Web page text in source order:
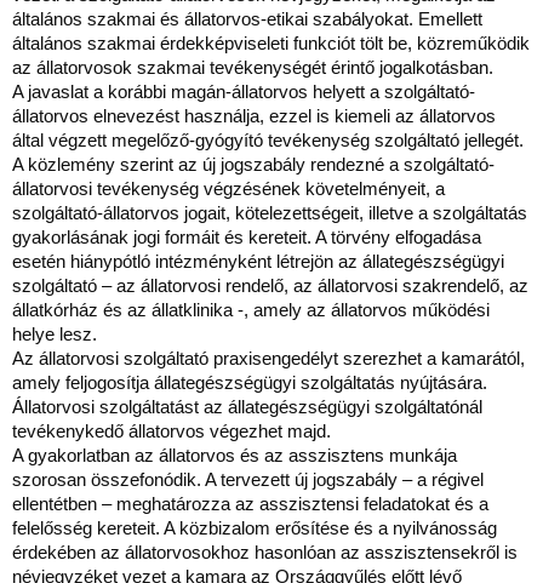
általános szakmai és állatorvos-etikai szabályokat. Emellett
általános szakmai érdekképviseleti funkciót tölt be, közreműködik
az állatorvosok szakmai tevékenységét érintő jogalkotásban.
A javaslat a korábbi magán-állatorvos helyett a szolgáltató-
állatorvos elnevezést használja, ezzel is kiemeli az állatorvos
által végzett megelőző-gyógyító tevékenység szolgáltató jellegét.
A közlemény szerint az új jogszabály rendezné a szolgáltató-
állatorvosi tevékenység végzésének követelményeit, a
szolgáltató-állatorvos jogait, kötelezettségeit, illetve a szolgáltatás
gyakorlásának jogi formáit és kereteit. A törvény elfogadása
esetén hiánypótló intézményként létrejön az állategészségügyi
szolgáltató – az állatorvosi rendelő, az állatorvosi szakrendelő, az
állatkórház és az állatklinika -, amely az állatorvos működési
helye lesz.
Az állatorvosi szolgáltató praxisengedélyt szerezhet a kamarától,
amely feljogosítja állategészségügyi szolgáltatás nyújtására.
Állatorvosi szolgáltatást az állategészségügyi szolgáltatónál
tevékenykedő állatorvos végezhet majd.
A gyakorlatban az állatorvos és az asszisztens munkája
szorosan összefonódik. A tervezett új jogszabály – a régivel
ellentétben – meghatározza az asszisztensi feladatokat és a
felelősség kereteit. A közbizalom erősítése és a nyilvánosság
érdekében az állatorvosokhoz hasonlóan az asszisztensekről is
névjegyzéket vezet a kamara az Országgyűlés előtt lévő